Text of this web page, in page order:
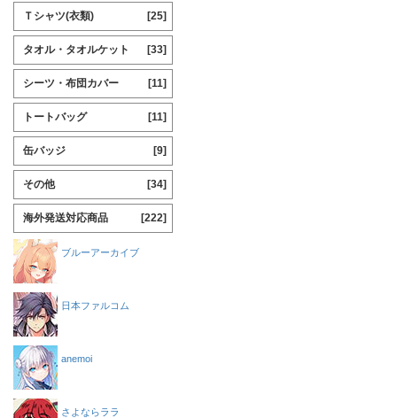
Ｔシャツ(衣類) [25]
タオル・タオルケット [33]
シーツ・布団カバー [11]
トートバッグ [11]
缶バッジ [9]
その他 [34]
海外発送対応商品 [222]
ブルーアーカイブ
日本ファルコム
anemoi
さよならララ